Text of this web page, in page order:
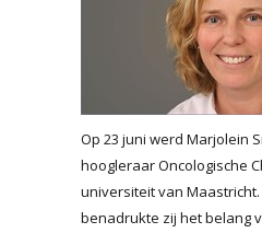
Op 23 juni werd Marjolein
hoogleraar Oncologische
universiteit van
benadrukte zij het belang